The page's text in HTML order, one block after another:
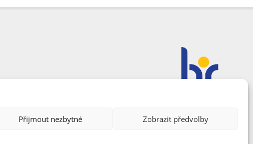
Přijmout nezbytné Zobrazit předvolby